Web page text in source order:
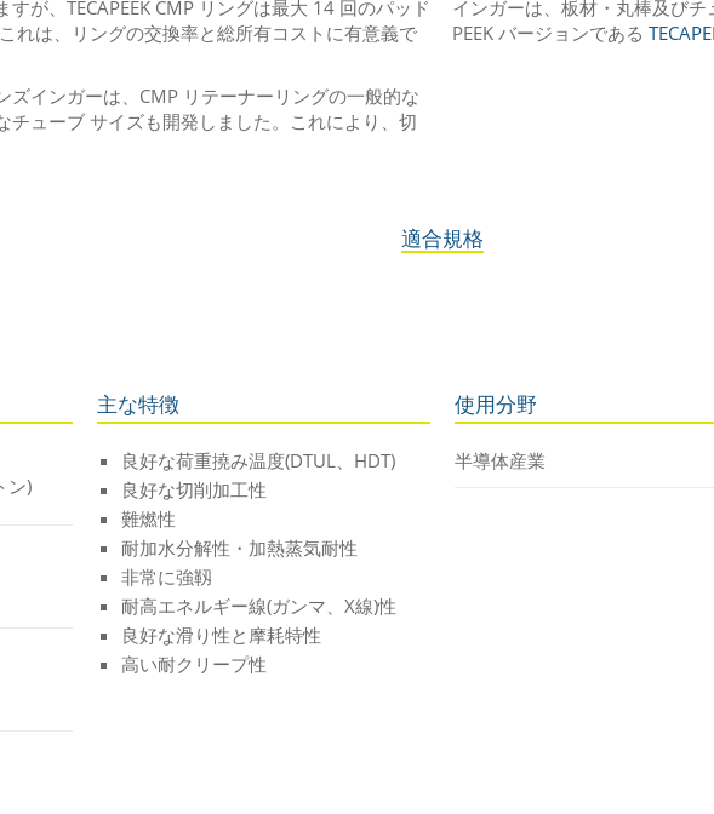
が、TECAPEEK CMP リングは最大 14 回のパッド
れは、リングの交換率と総所有コストに有意義で
ズインガーは、CMP リテーナーリングの一般的な
チューブ サイズも開発しました。これにより、切
インガーは、板材・丸棒及び
PEEK バージョンである
適合規格
ン)
主な特徴
良好な荷重撓み温度(DTUL、HDT)
良好な切削加工性
難燃性
耐加水分解性・加熱蒸気耐性
非常に強靱
耐高エネルギー線(ガンマ、X線)性
良好な滑り性と摩耗特性
高い耐クリープ性
使用分野
半導体産業